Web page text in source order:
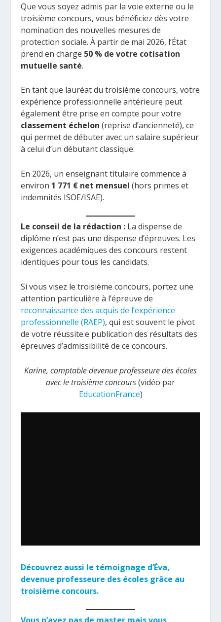
Que vous soyez admis par la voie externe ou le
troisième concours, vous bénéficiez dès votre
nomination des nouvelles mesures de
protection sociale. À partir de mai 2026, l’État
prend en charge 50 % de votre cotisation
mutuelle santé.
En tant que lauréat du troisième concours, votre
expérience professionnelle antérieure peut
également être prise en compte pour votre
classement échelon (reprise d’ancienneté), ce
qui permet de débuter avec un salaire supérieur
à celui d’un débutant classique.
En 2026, un enseignant titulaire commence à
environ 1 771 € net mensuel (hors primes et
indemnités ISOE/ISAE).
Le conseil de la rédaction : La dispense de
diplôme n’est pas une dispense d’épreuves. Les
exigences académiques des concours restent
identiques pour tous les candidats.
Si vous visez le troisième concours, portez une
attention particulière à l’épreuve de
reconnaissance des acquis de l’expérience
professionnelle (RAEP), qui est souvent le pivot
de votre réussite.e publication des résultats des
épreuves d’admissibilité de ce concours.
Karine, comptable devenue professeure des écoles
avec le troisième concours(vidéo par
EducationFrance)
Découvrez aussi le témoignage d’Éva,
devenue professeure des écoles grâce au
troisième concours.